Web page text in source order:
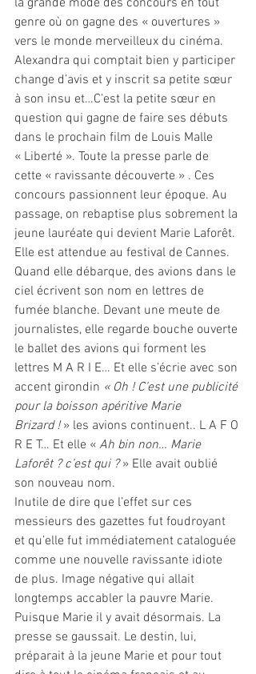
la grande mode des concours en tout
genre où on gagne des « ouvertures »
vers le monde merveilleux du cinéma.
Alexandra qui comptait bien y participer
change d’avis et y inscrit sa petite sœur
à son insu et…C’est la petite sœur en
question qui gagne de faire ses débuts
dans le prochain film de Louis Malle
« Liberté ». Toute la presse parle de
cette « ravissante découverte » . Ces
concours passionnent leur époque. Au
passage, on rebaptise plus sobrement la
jeune lauréate qui devient Marie Laforêt.
Elle est attendue au festival de Cannes.
Quand elle débarque, des avions dans le
ciel écrivent son nom en lettres de
fumée blanche. Devant une meute de
journalistes, elle regarde bouche ouverte
le ballet des avions qui forment les
lettres M A R I E… Et elle s’écrie avec son
accent girondin « Oh ! C’est une publicité
pour la boisson apéritive Marie
Brizard ! » les avions continuent.. L A F O
R E T… Et elle « Ah bin non… Marie
Laforêt ? c’est qui ? » Elle avait oublié
son nouveau nom.
Inutile de dire que l’effet sur ces
messieurs des gazettes fut foudroyant
et qu’elle fut immédiatement cataloguée
comme une nouvelle ravissante idiote
de plus. Image négative qui allait
longtemps accabler la pauvre Marie.
Puisque Marie il y avait désormais. La
presse se gaussait. Le destin, lui,
préparait à la jeune Marie et pour tout